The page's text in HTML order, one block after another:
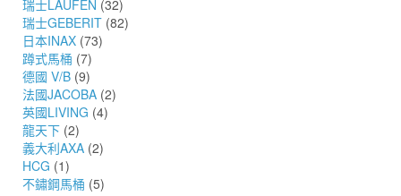
瑞士LAUFEN (32)
瑞士GEBERIT (82)
日本INAX (73)
蹲式馬桶 (7)
德國 V/B (9)
法國JACOBA (2)
英國LIVING (4)
龍天下 (2)
義大利AXA (2)
HCG (1)
不鏽鋼馬桶 (5)